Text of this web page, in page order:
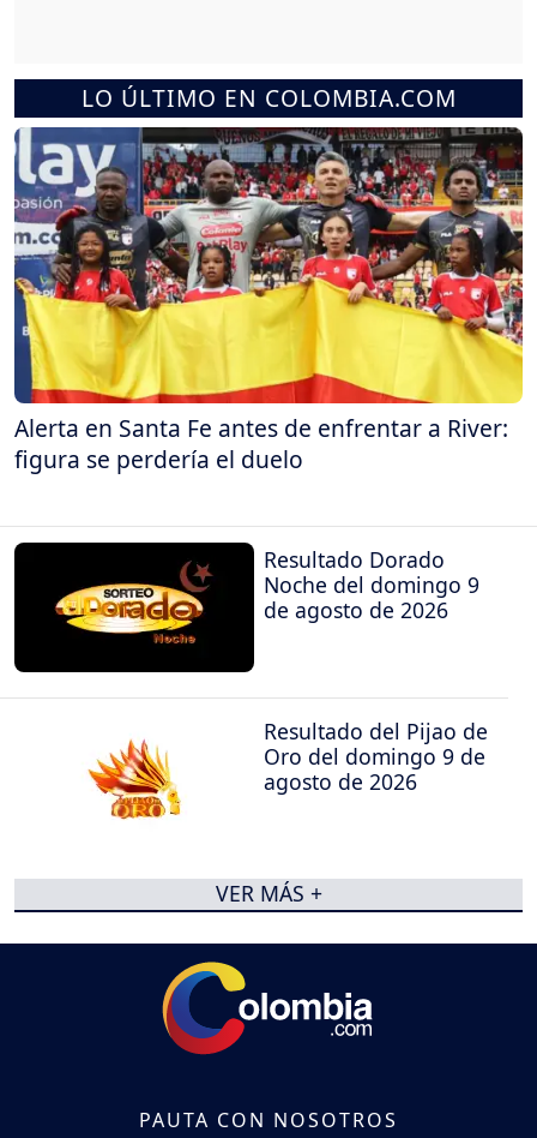
LO ÚLTIMO EN COLOMBIA.COM
Alerta en Santa Fe antes de enfrentar a River:
figura se perdería el duelo
Resultado Dorado
Noche del domingo 9
de agosto de 2026
Resultado del Pijao de
Oro del domingo 9 de
agosto de 2026
VER MÁS +
PAUTA CON NOSOTROS